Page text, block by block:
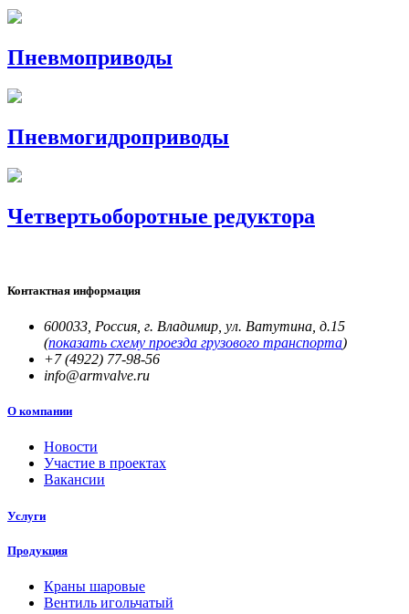
Пневмоприводы
Пневмогидроприводы
Четвертьоборотные редуктора
Контактная информация
600033 Россия, г. Владимир ул. Ватутина, д.15
(показать схему проезда грузового транспорта)
+7 (4922) 77-98-56
info@armvalve.ru
О компании
Новости
Участие в проектах
Вакансии
Услуги
Продукция
Краны шаровые
Вентиль игольчатый